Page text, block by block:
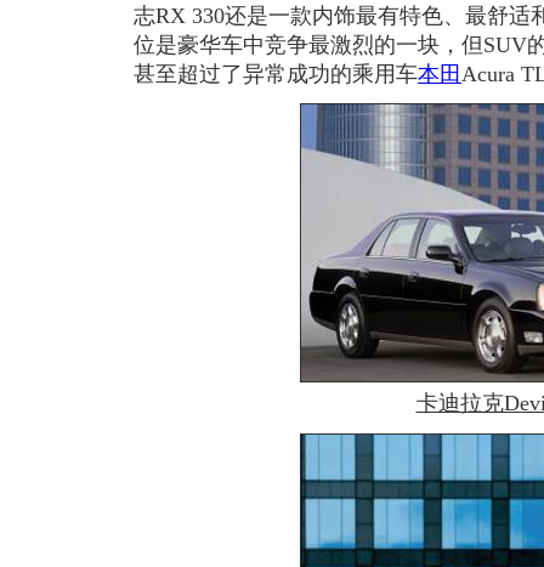
志RX 330还是一款内饰最有特色、最舒适
位是豪华车中竞争最激烈的一块，但SUV
甚至超过了异常成功的乘用车本田 Acura
卡迪拉克